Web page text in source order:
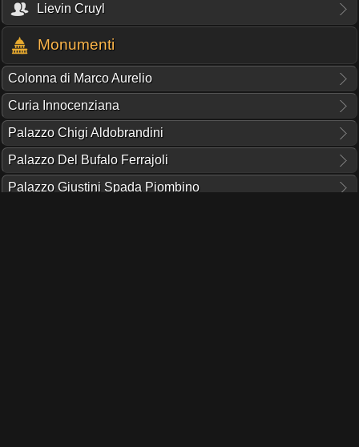
Lievin Cruyl
Monumenti
Colonna di Marco Aurelio
Curia Innocenziana
Palazzo Chigi Aldobrandini
Palazzo Del Bufalo Ferrajoli
Palazzo Giustini Spada Piombino